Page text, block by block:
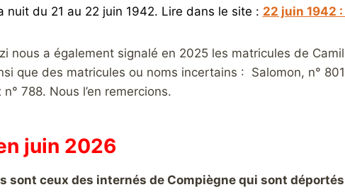
nuit du 21 au 22 juin 1942. Lire dans le site : 22 juin 1942
nous a également signalé en 2025 les matricules de
que des matricules ou noms incertains : Salomon, n°
788. Nous l’en remercions.
juin 2026
sont ceux des internés de Compiègne qui sont